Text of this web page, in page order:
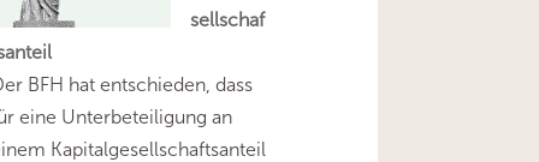
sellschaf
BFH hat entschieden, dass
eine Unterbeteiligung an
Kapitalgesellschaftsanteil